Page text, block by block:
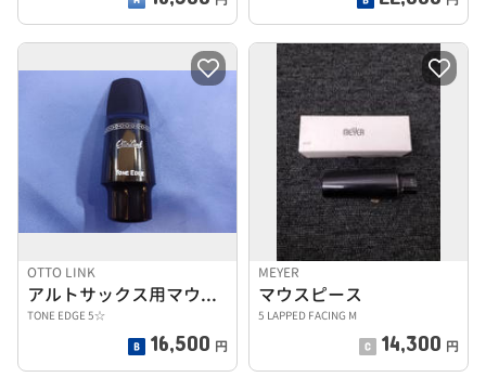
OTTO LINK
アルトサックス用マウスピース
TONE EDGE 5☆
16,500 円
MEYER
マウスピース
5 LAPPED FACING M
14,300 円